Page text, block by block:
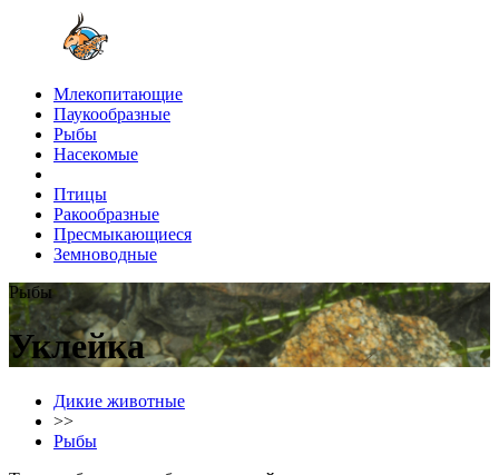
Млекопитающие
Паукообразные
Рыбы
Насекомые
Птицы
Ракообразные
Пресмыкающиеся
Земноводные
Рыбы
Уклейка
Дикие животные
>>
Рыбы